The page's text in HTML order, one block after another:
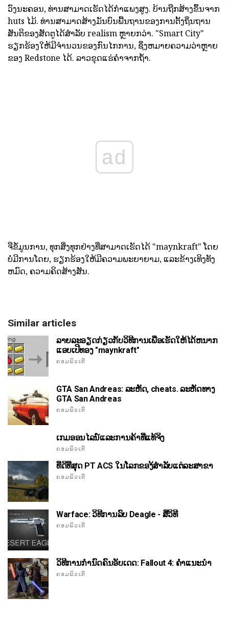
ວົງນະຄອນ, ທ່ານສາມາດເຮັດໄດ້ກໍາແພງສູງ. ບ້ານຖືກສ້າງຂຶ້ນຈາກ
huts ໄມ້. ທ່ານສາມາດສ້າງມັນບົນພື້ນຖານຂອງການຕັ້ງຖິ່ນຖານ
ສັນຕິຂອງສັດຕູໄດ້ສໍາລັບ realism ຫຼາຍກວ່າ. "Smart City"
ຮຽກຮ້ອງໃຫ້ມີຈໍານວນຂອງກົນໄກການ, ຊຶ່ງຫມາຍຄວາມວ່າຫຼາຍ
ຂອງ Redstone ໄດ້. ລາວຂຸດແຮ່ຄໍາຈາກຖ້ໍາ.
ad
ຈືຂໍ້ມູນການ, ທຸກສິ່ງທຸກຢ່າງທີ່ສາມາດເຮັດໄດ້ "maynkraft" ໂດຍ
ບໍ່ມີການໂດຍ, ຮຽກຮ້ອງໃຫ້ມີຄວາມພະຍາຍາມ, ແລະຂ້າງເທິງທັງ
ຫມົດ, ຄວາມຄິດສ້າງສັນ.
Similar articles
ລາຍລະອຽດກ່ຽວກັບວິທີການເພື່ອເຮັດໃຫ້ໄດ້ຫນາກ
ແອບເປີທອງ "maynkraft"
ຄອມພິວເຕີ
GTA San Andreas: ລະຫັດ, cheats. ລະຫັດທາງ
GTA San Andreas
ຄອມພິວເຕີ
ເກມອອນໄລນ໌ແລະການຄ້າທີ່ແທ້ຈິງ
ຄອມພິວເຕີ
ທີ່ດີທີ່ສຸດ PT ACS ໃນໂລກຂອງ້ສໍາລັບແຕ່ລະສາຂາ
ຄອມພິວເຕີ
Warface: ວິທີການລົບ Deagle - ສີ່ວິທີ
ຄອມພິວເຕີ
ວິທີການກໍານົດຄົນອັບເດດ: Fallout 4: ຄໍາແນະນໍາ
ຄອມພິວເຕີ